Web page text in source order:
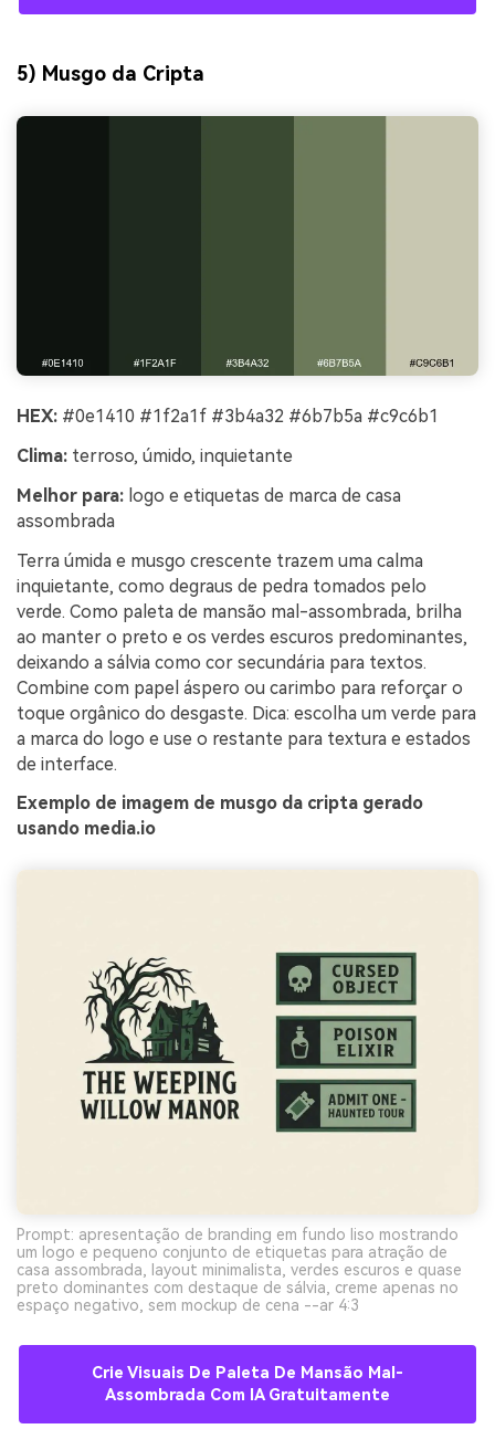
5) Musgo da Cripta
HEX: #0e1410 #1f2a1f #3b4a32 #6b7b5a #c9c6b1
Clima: terroso, úmido, inquietante
Melhor para: logo e etiquetas de marca de casa
assombrada
Terra úmida e musgo crescente trazem uma calma
inquietante, como degraus de pedra tomados pelo
verde. Como paleta de mansão mal-assombrada, brilha
ao manter o preto e os verdes escuros predominantes,
deixando a sálvia como cor secundária para textos.
Combine com papel áspero ou carimbo para reforçar o
toque orgânico do desgaste. Dica: escolha um verde para
a marca do logo e use o restante para textura e estados
de interface.
Exemplo de imagem de musgo da cripta gerado
usando media.io
Prompt: apresentação de branding em fundo liso mostrando
um logo e pequeno conjunto de etiquetas para atração de
casa assombrada, layout minimalista, verdes escuros e quase
preto dominantes com destaque de sálvia, creme apenas no
espaço negativo, sem mockup de cena --ar 4:3
Crie Visuais De Paleta De Mansão Mal-
Assombrada Com IA Gratuitamente